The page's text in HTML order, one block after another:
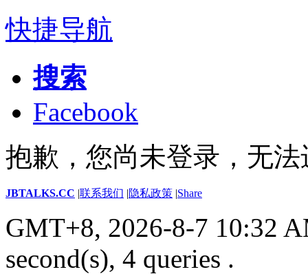
快捷导航
搜索
Facebook
抱歉，您尚未登录，无
JBTALKS.CC |联系我们 |隐私政策 |Share
GMT+8, 2026-8-7 10:32
second(s), 4 queries .